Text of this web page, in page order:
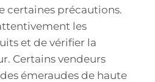
certaines précautions.
les
et de vérifier la
Certains vendeurs
émeraudes de haute